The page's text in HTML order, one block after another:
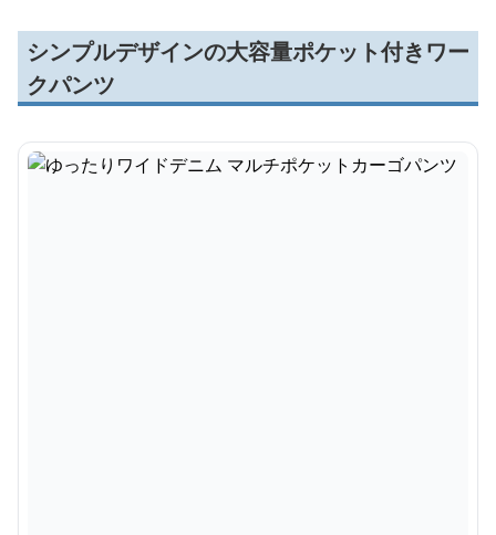
シンプルデザインの大容量ポケット付きワー
クパンツ